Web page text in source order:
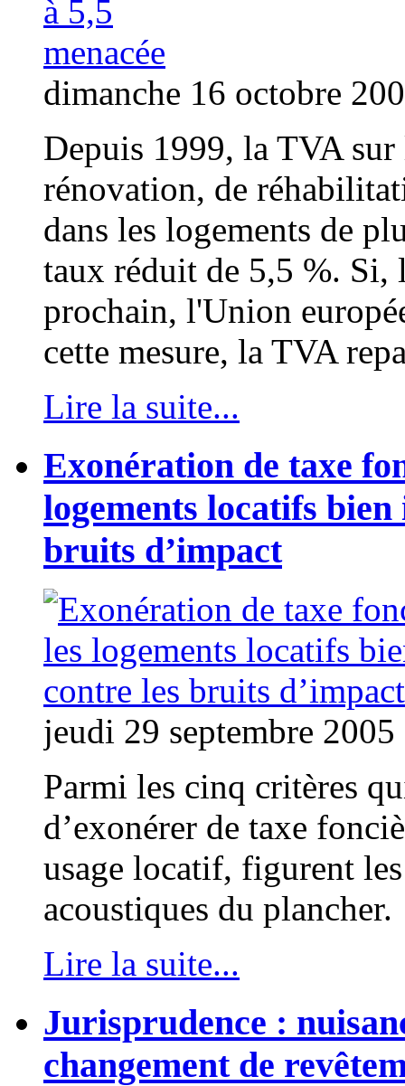
dimanche 16 octobre
Depuis 1999, la TVA sur
rénovation, de
dans les logements de
taux réduit de 5,5 %. Si,
prochain, l'Union
cette mesure, la TVA
Lire la suite...
Exonération de taxe
logements locatifs bien
bruits d’impact
jeudi 29 septembre 2005
Parmi les cinq critères
d’exonérer de taxe
usage locatif, figurent
acoustiques du plancher.
Lire la suite...
Jurisprudence :
changement de